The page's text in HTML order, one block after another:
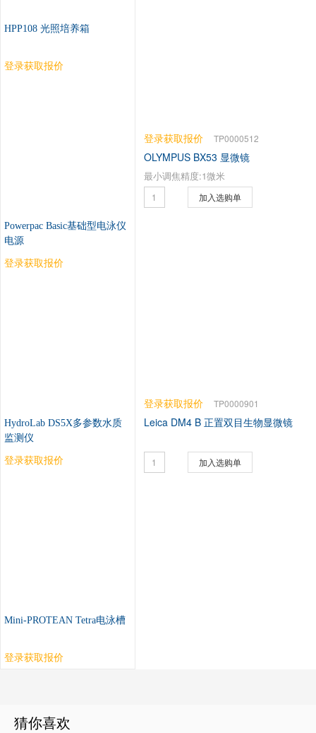
HPP108 光照培养箱
登录获取报价
Powerpac Basic基础型电泳仪
电源
登录获取报价
HydroLab DS5X多参数水质
监测仪
登录获取报价
Mini-PROTEAN Tetra电泳槽
登录获取报价
登录获取报价 TP0000512
OLYMPUS BX53 显微镜
最小调焦精度:1微米
加入选购单
登录获取报价 TP0000901
Leica DM4 B 正置双目生物显微镜
加入选购单
猜你喜欢